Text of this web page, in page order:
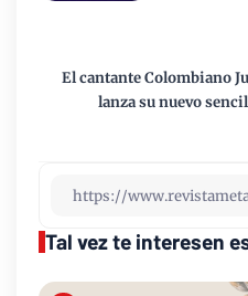
El cantante Colombiano
lanza su nuevo
Tal vez te interesen